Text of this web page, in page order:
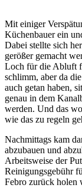
Mit einiger
Küchenbauer ein
Dabei stellte sich
gerößer gemacht
Loch für die Abluft
schlimm, aber da
auch getan haben,
genau in dem
werden. Und das
wie das zu regeln
Nachmittags kam
abzubauen und
Arbeitsweise der
Reinigungsgebühr
Febro zurück holen